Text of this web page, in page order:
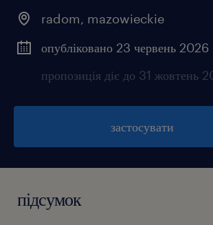
radom, mazowieckie
опубліковано 23 червень 2026
пропозиція діє до 31 жовтень
застосувати
підсумок